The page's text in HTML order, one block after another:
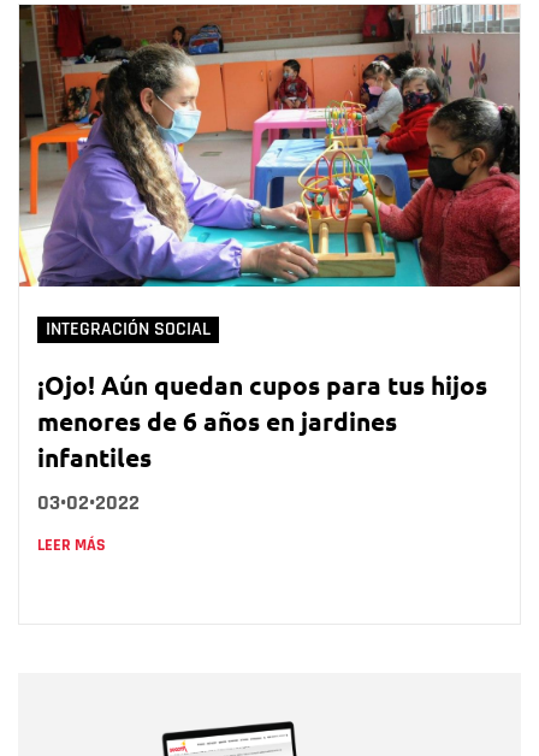
INTEGRACIÓN SOCIAL
¡Ojo! Aún quedan cupos para tus hijos
menores de 6 años en jardines
infantiles
03•02•2022
LEER MÁS